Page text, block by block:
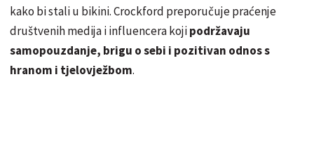
kako bi stali u bikini. Crockford preporučuje praćenje
društvenih medija i influencera kojipodržavaju
samopouzdanje, brigu o sebi i pozitivan odnos s
hranom i tjelovježbom.